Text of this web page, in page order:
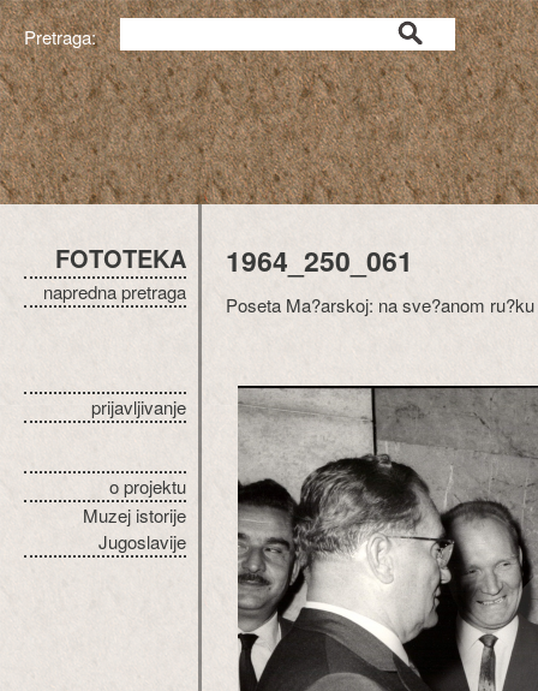
Pretraga:
FOTOTEKA
napredna pretraga
prijavljivanje
o projektu
Muzej istorije
Jugoslavije
1964_250_061
Poseta Ma?arskoj: na sve?anom